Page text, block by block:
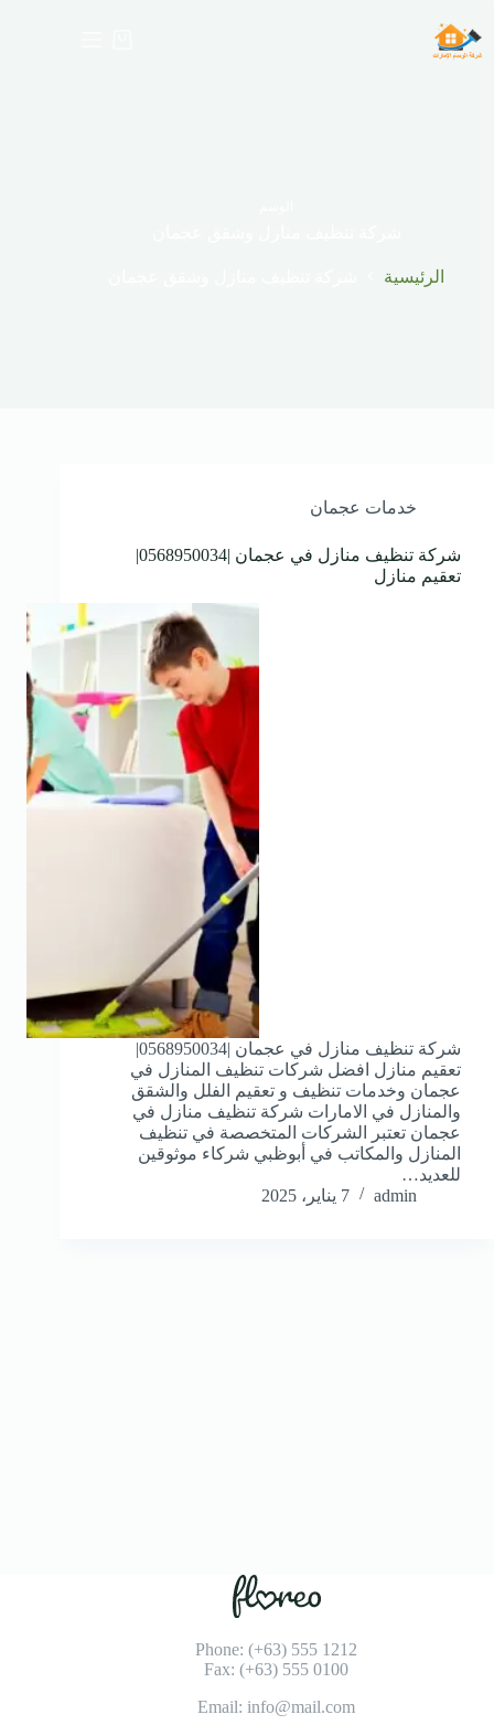
إلى
المحتوى
الرئيسية
خدمات عجمان
شركة تنظيف منازل في عجمان |0568950034|
تعقيم منازل
شركة تنظيف منازل في عجمان |0568950034|
تعقيم منازل افضل شركات تنظيف المنازل في
عجمان وخدمات تنظيف و تعقيم الفلل والشقق
والمنازل في الامارات شركة تنظيف منازل في
عجمان تعتبر الشركات المتخصصة في تنظيف
المنازل والمكاتب في أبوظبي شركاء موثوقين
للعديد…
admin
7 يناير، 2025
Phone: (+63) 555 1212
Fax: (+63) 555 0100
Email: info@mail.com